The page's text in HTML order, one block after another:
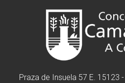
Praza de Insuela 57 E. 15123